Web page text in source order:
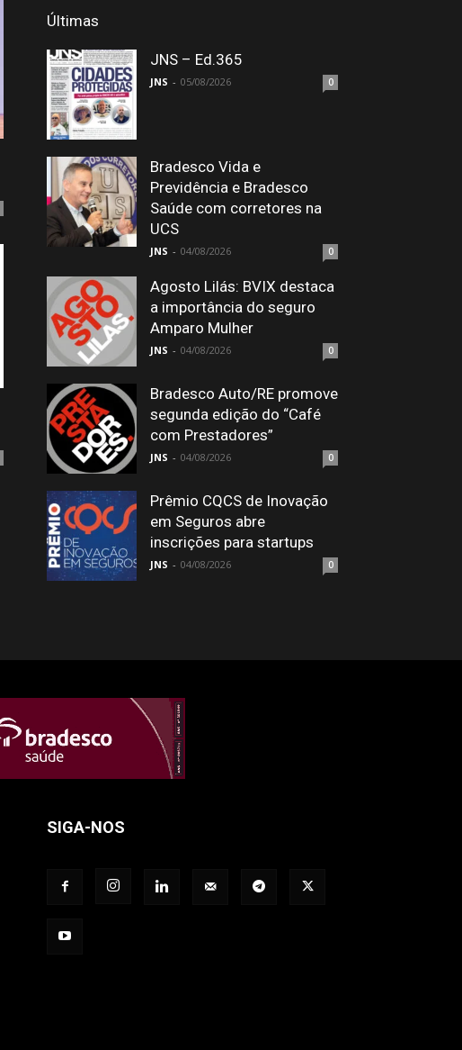
Últimas
JNS – Ed.365
JNS - 05/08/2026 0
Bradesco Vida e
Previdência e Bradesco
Saúde com corretores na
UCS
JNS - 04/08/2026 0
Agosto Lilás: BVIX destaca
a importância do seguro
Amparo Mulher
JNS - 04/08/2026 0
Bradesco Auto/RE promove
segunda edição do “Café
com Prestadores”
JNS - 04/08/2026 0
Prêmio CQCS de Inovação
em Seguros abre
inscrições para startups
JNS - 04/08/2026 0
SIGA-NOS